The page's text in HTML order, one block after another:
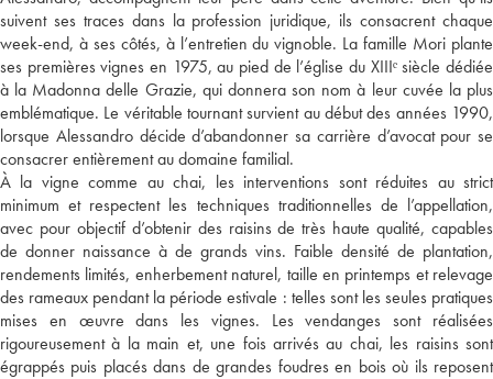
suivent ses traces dans la profession juridique, ils consacrent chaque
week-end, à ses côtés, à l’entretien du vignoble. La famille Mori plante
ses premières vignes en 1975, au pied de l’église du XIIIᵉ siècle dédiée
à la Madonna delle Grazie, qui donnera son nom à leur cuvée la plus
emblématique. Le véritable tournant survient au début des années 1990,
lorsque Alessandro décide d’abandonner sa carrière d’avocat pour se
consacrer entièrement au domaine familial.
À la vigne comme au chai, les interventions sont réduites au strict
minimum et respectent les techniques traditionnelles de l’appellation,
avec pour objectif d’obtenir des raisins de très haute qualité, capables
de donner naissance à de grands vins. Faible densité de plantation,
rendements limités, enherbement naturel, taille en printemps et relevage
des rameaux pendant la période estivale : telles sont les seules pratiques
mises en œuvre dans les vignes. Les vendanges sont réalisées
rigoureusement à la main et, une fois arrivés au chai, les raisins sont
égrappés puis placés dans de grandes foudres en bois où ils reposent